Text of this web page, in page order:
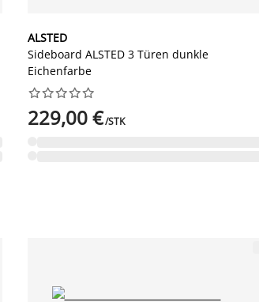
ALSTED
Sideboard ALSTED 3 Türen dunkle
Eichenfarbe






229,00 €/STK